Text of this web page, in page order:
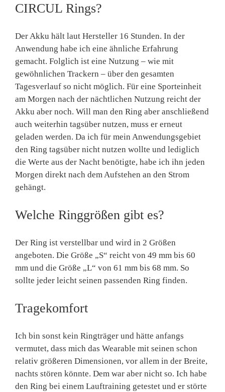
CIRCUL Rings?
Der Akku hält laut Hersteller 16 Stunden. In der
Anwendung habe ich eine ähnliche Erfahrung
gemacht. Folglich ist eine Nutzung – wie mit
gewöhnlichen Trackern – über den gesamten
Tagesverlauf so nicht möglich. Für eine Sporteinheit
am Morgen nach der nächtlichen Nutzung reicht der
Akku aber noch. Will man den Ring aber anschließend
auch weiterhin tagsüber nutzen, muss er erneut
geladen werden. Da ich für mein Anwendungsgebiet
den Ring tagsüber nicht nutzen wollte und lediglich
die Werte aus der Nacht benötigte, habe ich ihn jeden
Morgen direkt nach dem Aufstehen an den Strom
gehängt.
Welche Ringgrößen gibt es?
Der Ring ist verstellbar und wird in 2 Größen
angeboten. Die Größe „S“ reicht von 49 mm bis 60
mm und die Größe „L“ von 61 mm bis 68 mm. So
sollte jeder leicht seinen passenden Ring finden.
Tragekomfort
Ich bin sonst kein Ringträger und hätte anfangs
vermutet, dass mich das Wearable mit seinen schon
relativ größeren Dimensionen, vor allem in der Breite,
nachts stören könnte. Dem war aber nicht so. Ich habe
den Ring bei einem Lauftraining getestet und er störte